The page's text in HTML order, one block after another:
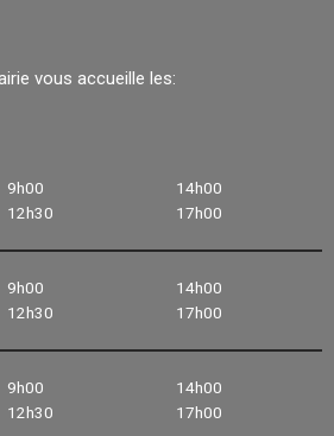
vous accueille les:
9h00
12h30
14h00
17h00
9h00
12h30
14h00
17h00
9h00
12h30
14h00
17h00